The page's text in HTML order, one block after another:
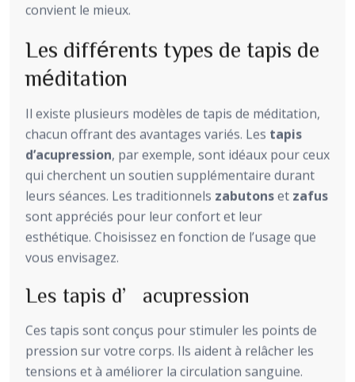
convient le mieux.
Les différents types de tapis de
méditation
Il existe plusieurs modèles de tapis de méditation,
chacun offrant des avantages variés. Les tapis
d’acupression, par exemple, sont idéaux pour ceux
qui cherchent un soutien supplémentaire durant
leurs séances. Les traditionnels zabutonset zafus
sont appréciés pour leur confort et leur
esthétique. Choisissez en fonction de l’usage que
vous envisagez.
Les tapis d’acupression
Ces tapis sont conçus pour stimuler les points de
pression sur votre corps. Ils aident à relâcher les
tensions et à améliorer la circulation sanguine.